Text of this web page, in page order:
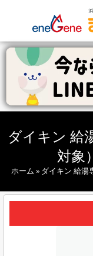
ダイキン 給
対象
ホーム » ダイキン 給湯